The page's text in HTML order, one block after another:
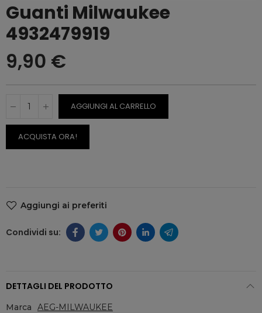
Guanti Milwaukee
4932479919
9,90 €
AGGIUNGI AL CARRELLO
ACQUISTA ORA!
Aggiungi ai preferiti
DETTAGLI DEL PRODOTTO
Marca
AEG-MILWAUKEE